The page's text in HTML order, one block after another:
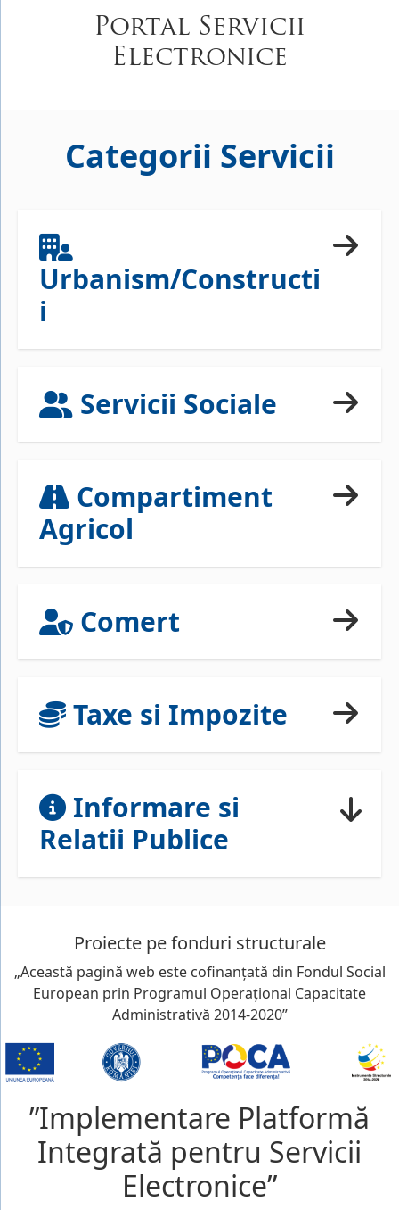
Portal Servicii
Electronice
Categorii Servicii
Urbanism/Constructi
i
Servicii Sociale
Compartiment
Agricol
Comert
Taxe si Impozite
Informare si
Relatii Publice
Proiecte pe fonduri structurale
„Această pagină web este cofinanțată din Fondul Social
European prin Programul Operațional Capacitate
Administrativă 2014-2020”
”Implementare Platformă
Integrată pentru Servicii
Electronice”